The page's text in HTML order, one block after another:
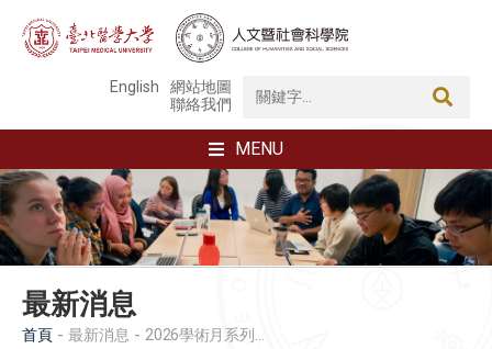
English
網站地圖
聯絡我們
MENU
最新消息
首頁 最新消息 2026學術月系列講座第一場：3/13(五) 高效率學術寫作實務：文章銜接技巧與 AI 輔助初稿撰寫